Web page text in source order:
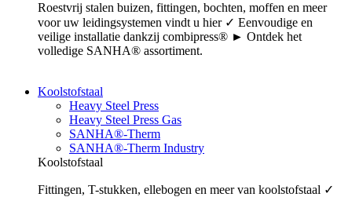
Roestvrij stalen buizen, fittingen, bochten, moffen en meer
voor uw leidingsystemen vindt u hier ✓ Eenvoudige en
veilige installatie dankzij combipress® ► Ontdek het
volledige SANHA® assortiment.
Koolstofstaal
Heavy Steel Press
Heavy Steel Press Gas
SANHA®-Therm
SANHA®-Therm Industry
Koolstofstaal
Fittingen, T-stukken, ellebogen en meer van koolstofstaal ✓